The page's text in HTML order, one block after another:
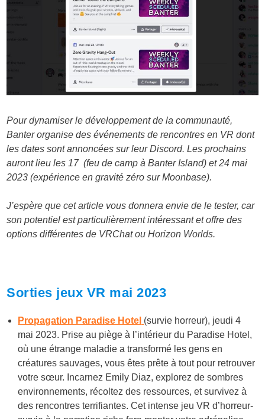
Pour dynamiser le développement de la communauté,
Banter organise des événements de rencontres en VR dont
les dates sont annoncées sur leur Discord. Les prochains
auront lieu les 17 (feu de camp à Banter Island) et 24 mai
2023 (expérience en gravité zéro sur Moonbase).
J’espère que cet article vous donnera envie de le tester, car
son potentiel est particulièrement intéressant et offre des
options différentes de VRChat ou Horizon Worlds.
Sorties jeux VR mai 2023
Propagation Paradise Hotel (survie horreur), jeudi 4
mai 2023. Prise au piège à l’intérieur du Paradise Hotel,
où une étrange maladie a transformé les gens en
créatures sauvages, vous êtes prête à tout pour retrouver
votre sœur. Incarnez Emily Diaz, explorez de sombres
environnements, récoltez des ressources, et survivez à
des rencontres terrifiantes. Cet intense jeu VR d’horreur-